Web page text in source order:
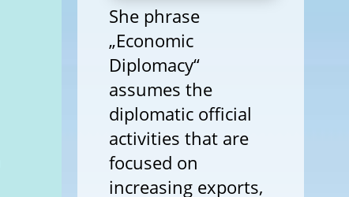
She phrase
„Economic
Diplomacy“
assumes the
diplomatic official
activities that are
focused on
increasing exports,